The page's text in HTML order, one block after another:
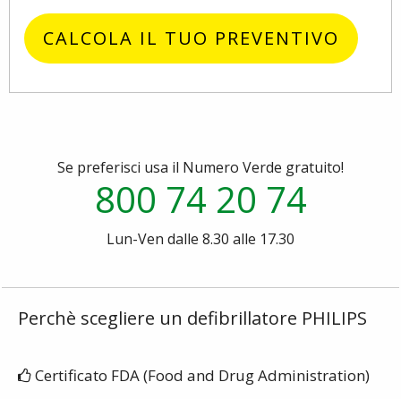
CALCOLA IL TUO PREVENTIVO
Se preferisci usa il Numero Verde gratuito!
800 74 20 74
Lun-Ven dalle 8.30 alle 17.30
Perchè scegliere un defibrillatore PHILIPS
Certificato FDA (Food and Drug Administration)